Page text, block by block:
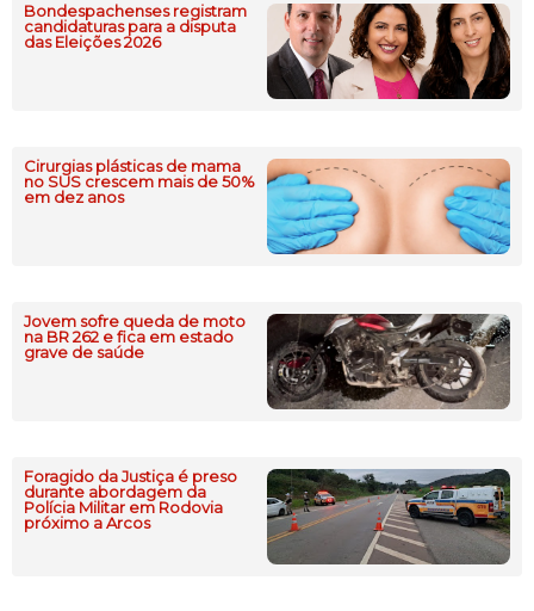
Bondespachenses registram
candidaturas para a disputa
das Eleições 2026
Cirurgias plásticas de mama
no SUS crescem mais de 50%
em dez anos
Jovem sofre queda de moto
na BR 262 e fica em estado
grave de saúde
Foragido da Justiça é preso
durante abordagem da
Polícia Militar em Rodovia
próximo a Arcos